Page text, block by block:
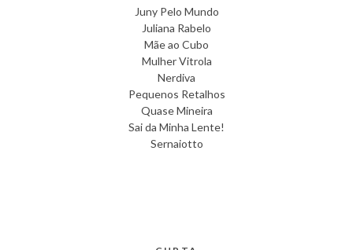
Juny Pelo Mundo
Juliana Rabelo
Mãe ao Cubo
Mulher Vitrola
Nerdiva
Pequenos Retalhos
Quase Mineira
Sai da Minha Lente!
Sernaiotto